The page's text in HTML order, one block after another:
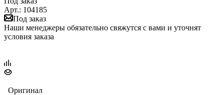
Арт.: 104185
Под заказ
Наши менеджеры обязательно свяжутся с вами и уточнят
условия заказа
Оригинал